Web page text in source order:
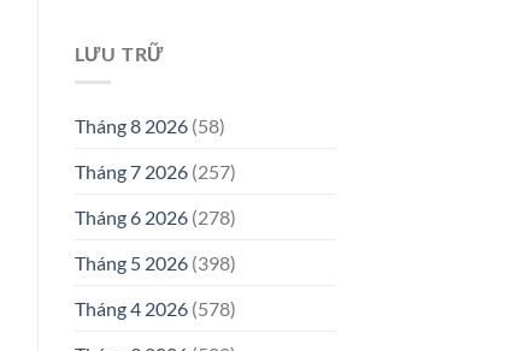
LƯU TRỮ
Tháng 8 2026(58)
Tháng 7 2026(257)
Tháng 6 2026(278)
Tháng 5 2026(398)
Tháng 4 2026(578)